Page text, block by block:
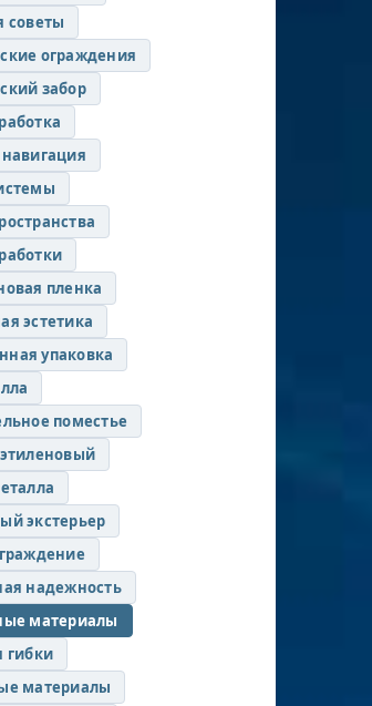
советы
ограждения
забор
пленка
эстетика
упаковка
поместье
экстерьер
надежность
материалы
гибки
материалы